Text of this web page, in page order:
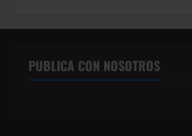
PUBLICA CON NOSOTROS